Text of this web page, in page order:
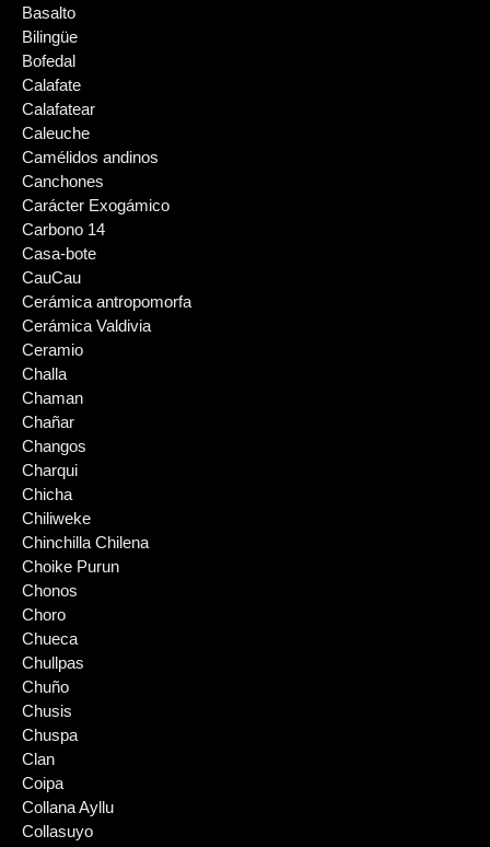
Basalto
Bilingüe
Bofedal
Calafate
Calafatear
Caleuche
Camélidos andinos
Canchones
Carácter Exogámico
Carbono 14
Casa-bote
CauCau
Cerámica antropomorfa
Cerámica Valdivia
Ceramio
Challa
Chaman
Chañar
Changos
Charqui
Chicha
Chiliweke
Chinchilla Chilena
Choike Purun
Chonos
Choro
Chueca
Chullpas
Chuño
Chusis
Chuspa
Clan
Coipa
Collana Ayllu
Collasuyo